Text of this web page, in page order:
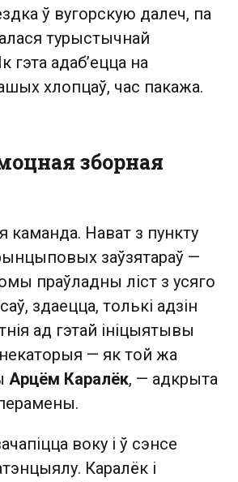
ў вугорскую далеч, па
турыстычнай
гэта адаб’ецца на
хлопцаў, час пакажа.
зборная
каманда. Нават з пункту
заўзятараў —
праўладны ліст з усяго
здаецца, толькі адзін
ад гэтай ініцыятывы
некаторыя — як той жа
Арцём Каралёк, — адкрыта
воку і ў сэнсе
Каралёк і